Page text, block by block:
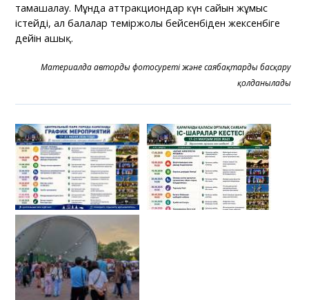
тамашалау. Мұнда аттракциондар күн сайын жұмыс
істейді, ал балалар теміржолы бейсенбіден жексенбіге
дейін ашық.
Материалда автордың фотосуреті және саябақтарды басқару
қолданылады